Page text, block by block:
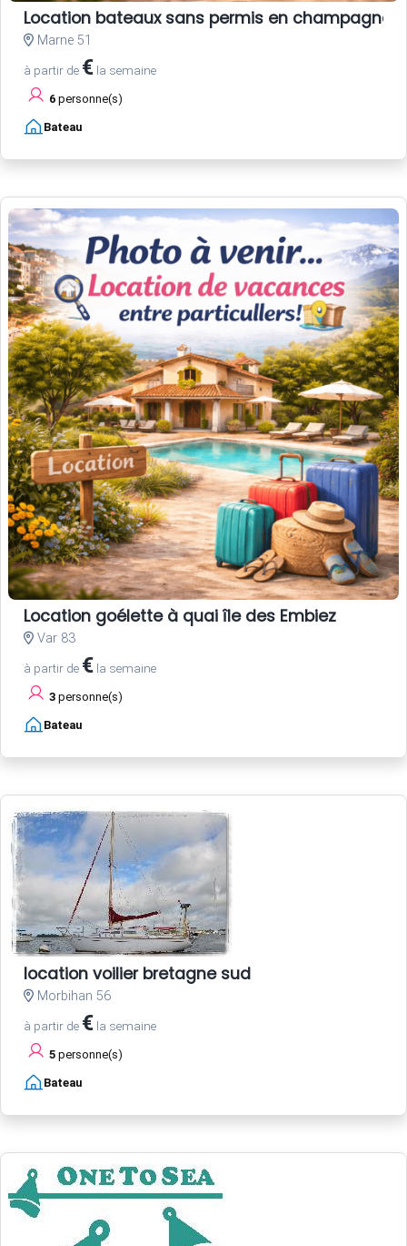
Location bateaux sans permis en champagne
Marne 51
à partir de € la semaine
6 personne(s)
Bateau
Location goélette à quai île des Embiez
Var 83
à partir de € la semaine
3 personne(s)
Bateau
location voilier bretagne sud
Morbihan 56
à partir de € la semaine
5 personne(s)
Bateau